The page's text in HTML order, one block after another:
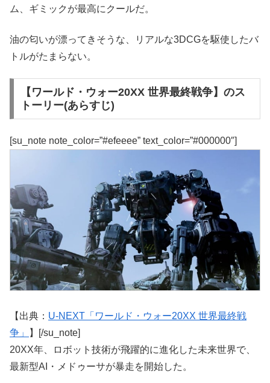
ム、ギミックが最高にクールだ。
油の匂いが漂ってきそうな、リアルな3DCGを駆使したバ
トルがたまらない。
【ワールド・ウォー20XX 世界最終戦争】のス
トーリー(あらすじ)
[su_note note_color=”#efeeee” text_color=”#000000″]
【出典： U-NEXT「ワールド・ウォー20XX 世界最終戦
争」
】[/su_note]
20XX年、ロボット技術が飛躍的に進化した未来世界で、
最新型AI・メドゥーサが暴走を開始した。